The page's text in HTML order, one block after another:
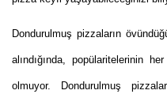
Dondurulmuş pizzaların
alındığında, popülaritelerinin
olmuyor. Dondurulmuş